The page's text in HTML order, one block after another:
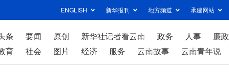
ENGLISH 新华报刊 地方频道 承建网站
条 要闻 原创 新华社记者看云南 政务 人事 廉政
育
社会 图片 经济 服务 云南故事 云南青年说